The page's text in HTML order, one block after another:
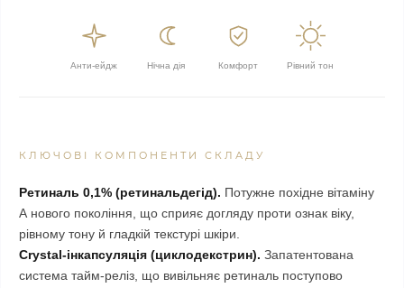
Анти-ейдж Нічна дія Комфорт Рівний тон
КЛЮЧОВІ КОМПОНЕНТИ СКЛАДУ
Ретиналь 0,1% (ретинальдегід). Потужне похідне вітаміну
А нового покоління, що сприяє догляду проти ознак віку,
рівному тону й гладкій текстурі шкіри.
Crystal-інкапсуляція (циклодекстрин). Запатентована
система тайм-реліз, що вивільняє ретиналь поступово